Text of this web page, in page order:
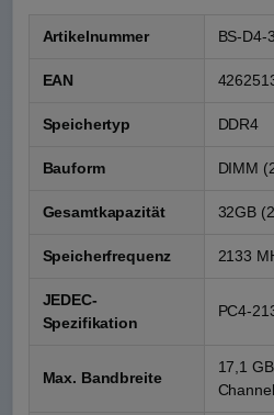
Artikelnummer BS-D4-
EAN
Speichertyp DDR4
Bauform DIMM
Gesamtkapazität 32GB
Speicherfrequenz 2133
JEDEC-
Spezifikation
PC4-
Max. Bandbreite
17,1